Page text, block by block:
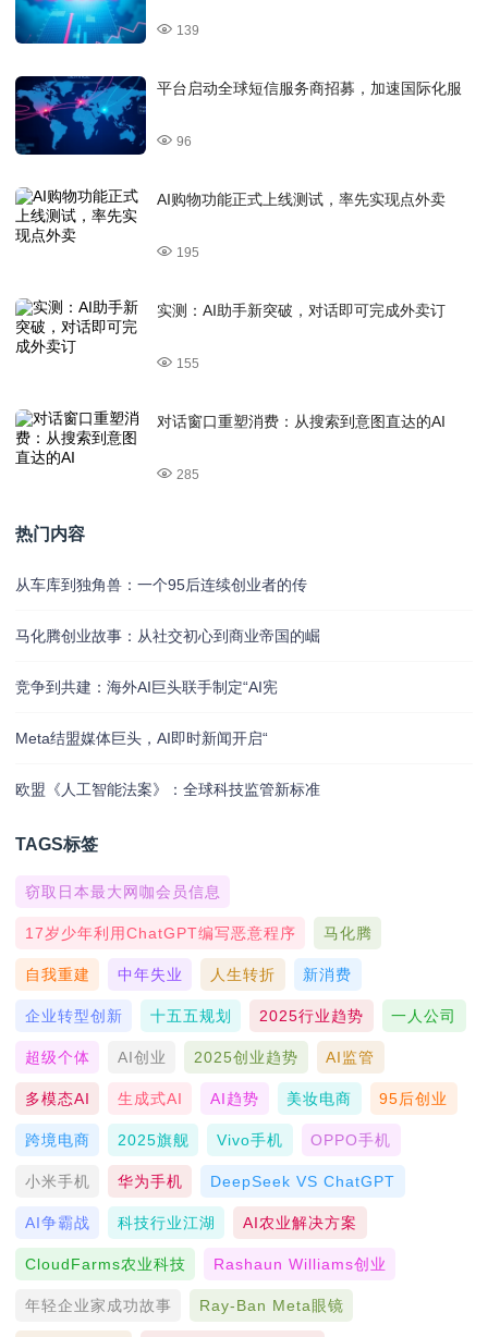
139
平台启动全球短信服务商招募，加速国际化服
96
AI购物功能正式上线测试，率先实现点外卖
195
实测：AI助手新突破，对话即可完成外卖订
155
对话窗口重塑消费：从搜索到意图直达的AI
285
热门内容
从车库到独角兽：一个95后连续创业者的传
马化腾创业故事：从社交初心到商业帝国的崛
竞争到共建：海外AI巨头联手制定“AI宪
Meta结盟媒体巨头，AI即时新闻开启“
欧盟《人工智能法案》：全球科技监管新标准
TAGS标签
窃取日本最大网咖会员信息
17岁少年利用ChatGPT编写恶意程序 马化腾
自我重建 中年失业 人生转折 新消费
企业转型创新 十五五规划 2025行业趋势 一人公司
超级个体 AI创业 2025创业趋势 AI监管
多模态AI 生成式AI AI趋势 美妆电商 95后创业
跨境电商 2025旗舰 Vivo手机 OPPO手机
小米手机 华为手机 DeepSeek VS ChatGPT
AI争霸战 科技行业江湖 AI农业解决方案
CloudFarms农业科技 Rashaun Williams创业
年轻企业家成功故事 Ray-Ban Meta眼镜